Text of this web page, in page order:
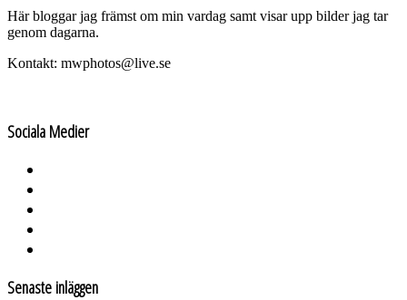
Här bloggar jag främst om min vardag samt visar upp bilder jag tar
genom dagarna.
Kontakt: mwphotos@live.se
Sociala Medier
Senaste inläggen